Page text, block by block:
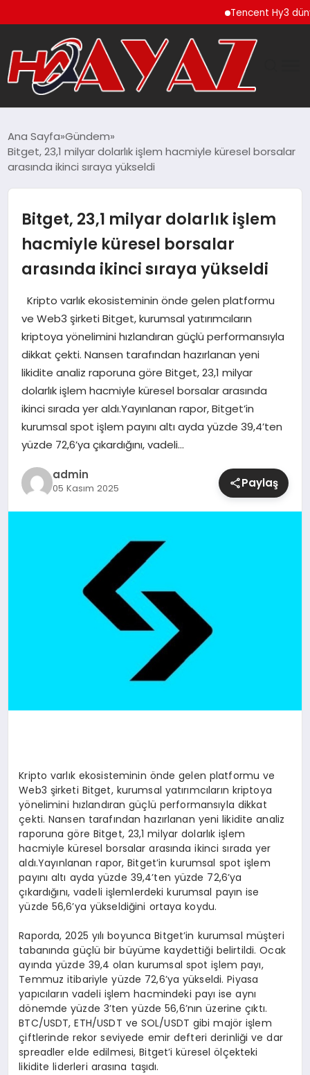
Tencent Hy3 dünya
DÜNYA
EKONOMI
MAGAZIN
SAĞLIK
SIYASET
SPOR
TEKNOLOJI
YAŞAM
Ana Sayfa Gündem
Bitget, 23,1 milyar dolarlık işlem hacmiyle küresel borsalar
arasında ikinci sıraya yükseldi
Bitget, 23,1 milyar dolarlık işlem
hacmiyle küresel borsalar
arasında ikinci sıraya yükseldi
Kripto varlık ekosisteminin önde gelen platformu
ve Web3 şirketi Bitget, kurumsal yatırımcıların
kriptoya yönelimini hızlandıran güçlü performansıyla
dikkat çekti. Nansen tarafından hazırlanan yeni
likidite analiz raporuna göre Bitget, 23,1 milyar
dolarlık işlem hacmiyle küresel borsalar arasında
ikinci sırada yer aldı.Yayınlanan rapor, Bitget’in
kurumsal spot işlem payını altı ayda yüzde 39,4’ten
yüzde 72,6’ya çıkardığını, vadeli…
admin
05 Kasım 2025 Paylaş
Kripto varlık ekosisteminin önde gelen platformu ve
Web3 şirketi Bitget, kurumsal yatırımcıların kriptoya
yönelimini hızlandıran güçlü performansıyla dikkat
çekti. Nansen tarafından hazırlanan yeni likidite analiz
raporuna göre Bitget, 23,1 milyar dolarlık işlem
hacmiyle küresel borsalar arasında ikinci sırada yer
aldı.Yayınlanan rapor, Bitget’in kurumsal spot işlem
payını altı ayda yüzde 39,4’ten yüzde 72,6’ya
çıkardığını, vadeli işlemlerdeki kurumsal payın ise
yüzde 56,6’ya yükseldiğini ortaya koydu.
Raporda, 2025 yılı boyunca Bitget’in kurumsal müşteri
tabanında güçlü bir büyüme kaydettiği belirtildi. Ocak
ayında yüzde 39,4 olan kurumsal spot işlem payı,
Temmuz itibariyle yüzde 72,6’ya yükseldi. Piyasa
yapıcıların vadeli işlem hacmindeki payı ise aynı
dönemde yüzde 3’ten yüzde 56,6’nın üzerine çıktı.
BTC/USDT, ETH/USDT ve SOL/USDT gibi majör işlem
çiftlerinde rekor seviyede emir defteri derinliği ve dar
spreadler elde edilmesi, Bitget’i küresel ölçekteki
likidite liderleri arasına taşıdı.